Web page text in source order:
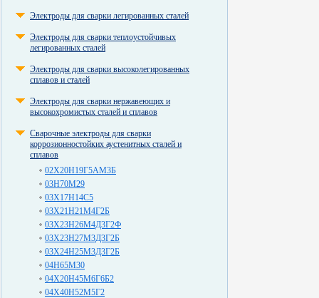
Электроды для сварки легированных сталей
Электроды для сварки теплоустойчивых
легированных сталей
Электроды для сварки высоколегированных
сплавов и сталей
Электроды для сварки нержавеющих и
высокохромистых сталей и сплавов
Сварочные электроды для сварки
коррозионностойких аустенитных сталей и
сплавов
02Х20Н19Г5АМ3Б
03Н70М29
03Х17Н14С5
03Х21Н21М4Г2Б
03Х23Н26М4Д3Г2Ф
03Х23Н27М3Д3Г2Б
03Х24Н25М3Д3Г2Б
04Н65М30
04Х20Н45М6Г6Б2
04Х40Н52М5Г2